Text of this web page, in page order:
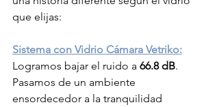
que elijas:
Sistema con Vidrio Cámara Vetriko:
Logramos bajar el ruido a 66.8 dB.
Pasamos de un ambiente
ensordecedor a la tranquilidad